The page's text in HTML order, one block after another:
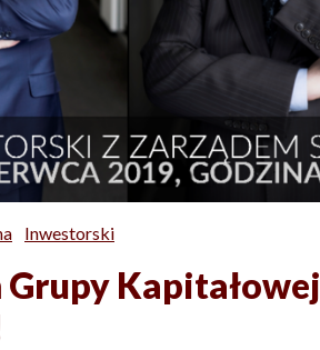
Inwestorski
Grupy Kapitałowej